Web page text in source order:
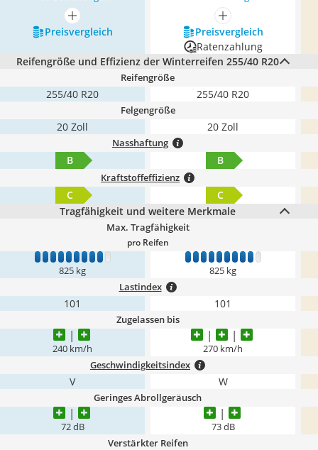
mehr anzeigen
mehr anzeigen
Preis­vergleich
Preis­vergleich
Ratenzahlung
Reifengröße und Effizienz der Winterreifen 255/40 R20
Reifengröße
255/40 R20 255/40 R20
Felgengröße
20 Zoll 20 Zoll
Nasshaftung
B B
Kraftstoffeffizienz
C
C
Tragfähigkeit und weitere Merkmale
Max. Tragfähigkeit
pro Reifen
1 2 3 4 5 6 7 8 9 10
825 kg
1 2 3 4 5 6 7 8 9 10
825 kg
Lastindex
101 101
Zugelassen bis
240 km/h 270 km/h
Geschwindigkeitsindex
V W
Geringes Abrollgeräusch
72 dB 73 dB
Verstärkter Reifen